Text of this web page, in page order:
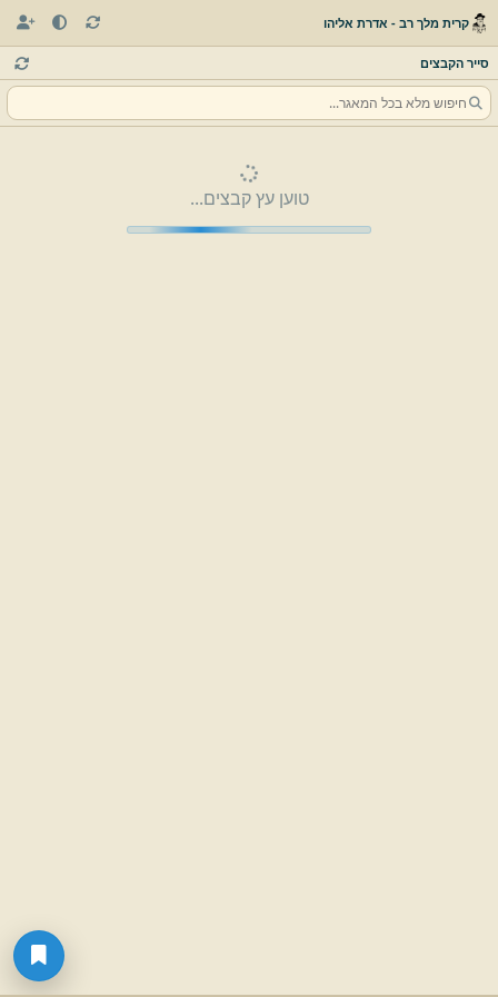
קרית מלך רב - אדרת אליהו
סייר הקבצים
טוען עץ קבצים...